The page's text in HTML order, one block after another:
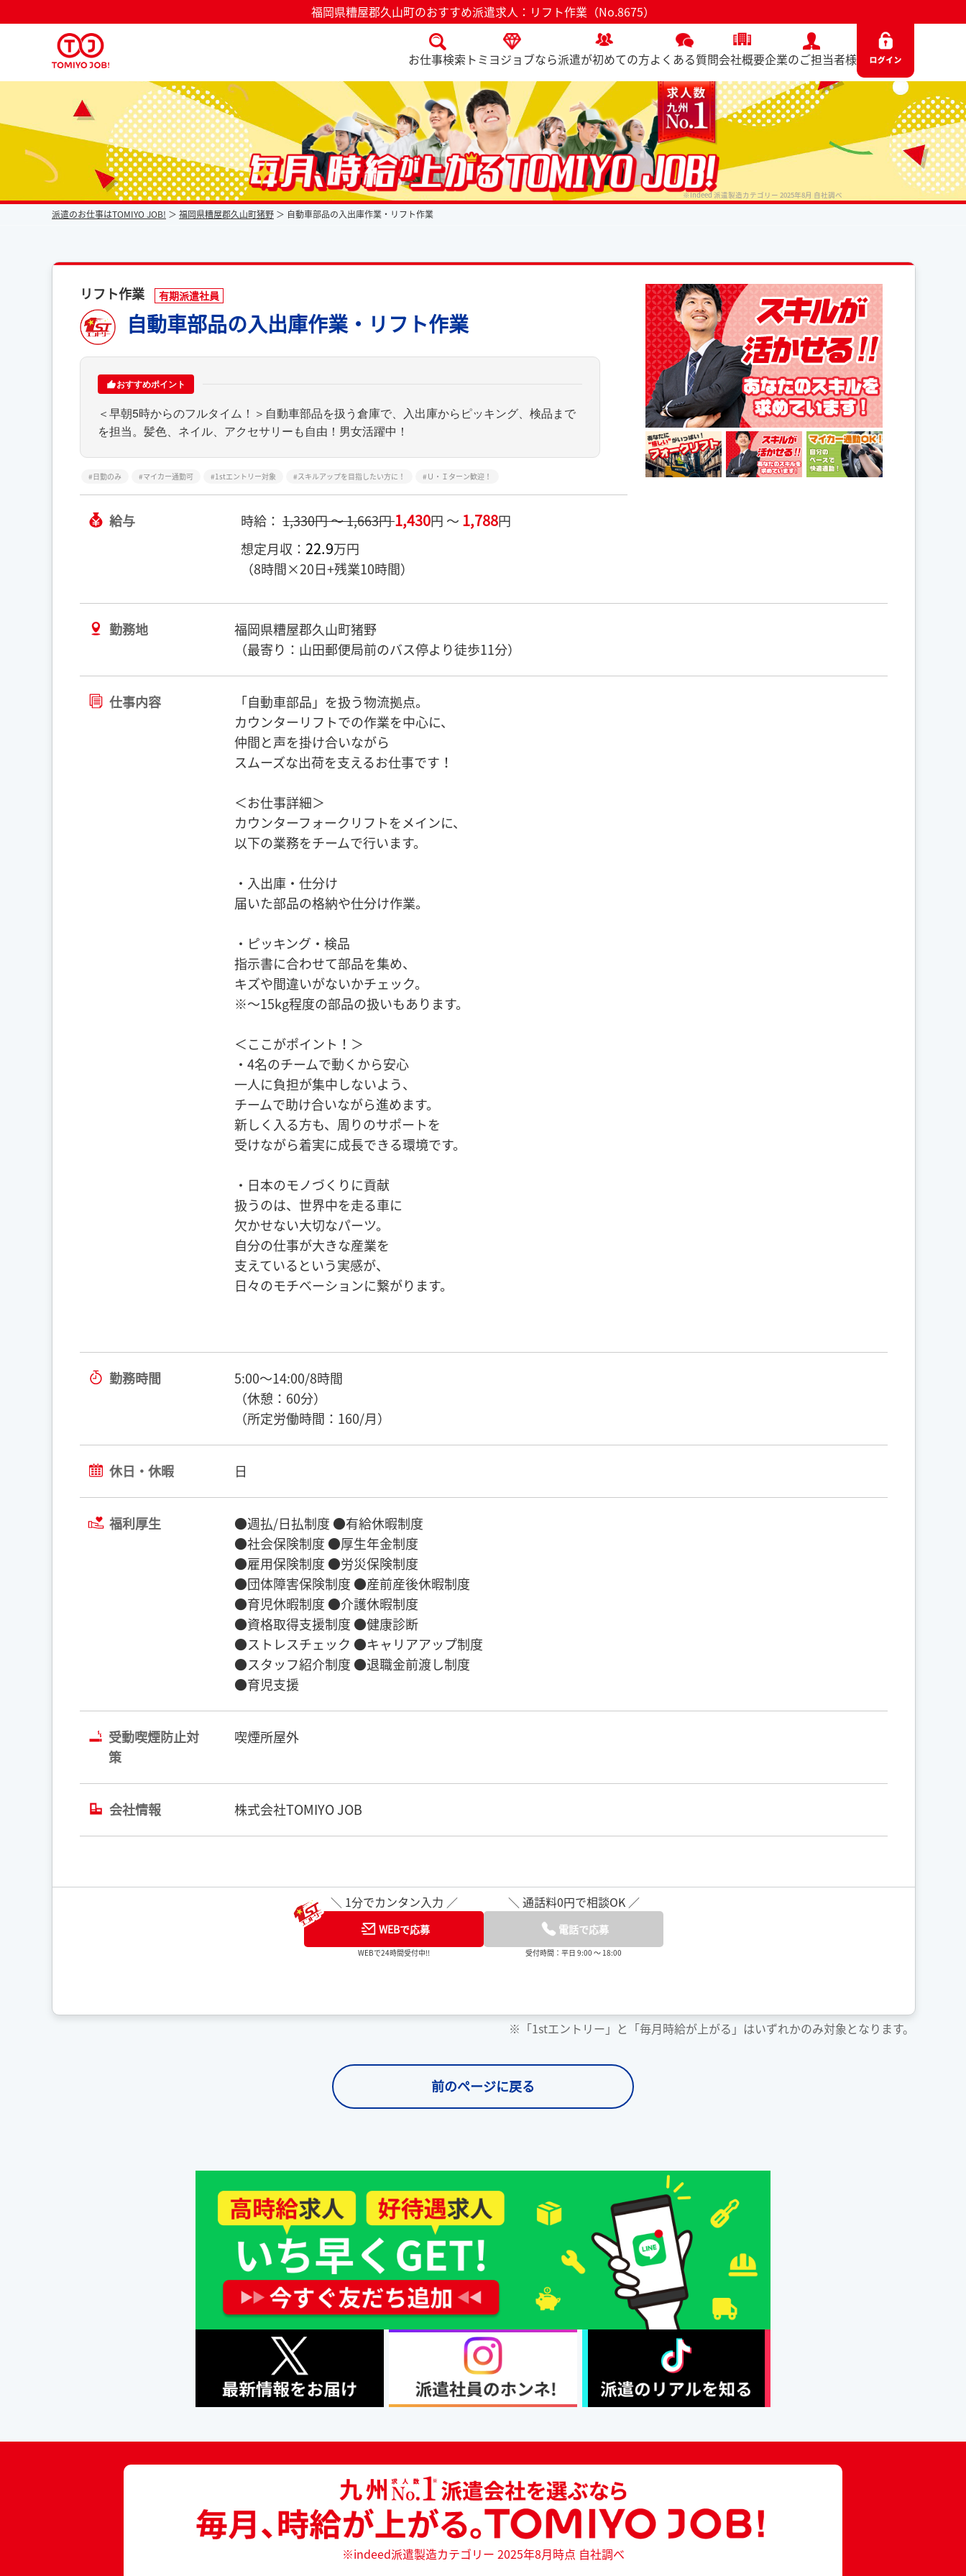
福岡県糟屋郡久山町のおすすめ派遣求人：リフト作業（No.8675）
お仕事検索 トミヨジョブなら派遣が初めての方よくある質問会社概要企業のご担当者様
派遣なら毎月時給が上がるトミヨジョブ ※Indeed 派遣製造カテゴリー 2025年8月 自社調べ
派遣のお仕事はTOMIYO JOB! 福岡県糟屋郡久山町猪野 自動車部品の入出庫作業・リフト作業
リフト作業 有期派遣社員 No. 8675 / 2026.04.22
自動車部品の入出庫作業・リフト作業
おすすめポイント
＜早朝5時からのフルタイム！＞自動車部品を扱う倉庫で、入出庫からピッキング、検品まで
を担当。髪色、ネイル、アクセサリーも自由！男女活躍中！
日勤のみ マイカー通勤可 1stエントリー対象 スキルアップを目指したい方に！ Ｕ・Ｉターン歓迎！
給与 時給： 1,330円 ～ 1,663円1,430円 ～ 1,788円
想定月収： 22.9万円
（8時間×20日+残業10時間）
勤務地
福岡県糟屋郡久山町猪野
（最寄り：山田郵便局前のバス停より徒歩11分）
仕事内容
「自動車部品」を扱う物流拠点。
カウンターリフトでの作業を中心に、
仲間と声を掛け合いながら
スムーズな出荷を支えるお仕事です！
＜お仕事詳細＞
カウンターフォークリフトをメインに、
以下の業務をチームで行います。
・入出庫・仕分け
届いた部品の格納や仕分け作業。
・ピッキング・検品
指示書に合わせて部品を集め、
キズや間違いがないかチェック。
※〜15kg程度の部品の扱いもあります。
＜ここがポイント！＞
・4名のチームで動くから安心
一人に負担が集中しないよう、
チームで助け合いながら進めます。
新しく入る方も、周りのサポートを
受けながら着実に成長できる環境です。
・日本のモノづくりに貢献
扱うのは、世界中を走る車に
欠かせない大切なパーツ。
自分の仕事が大きな産業を
支えているという実感が、
日々のモチベーションに繋がります。
勤務時間
5:00～14:00/8時間
（休憩：60分）
（所定労働時間：160/月）
休日・休暇 日
福利厚生
●週払/日払制度 ●有給休暇制度
●社会保険制度 ●厚生年金制度
●雇用保険制度 ●労災保険制度
●団体障害保険制度 ●産前産後休暇制度
●育児休暇制度 ●介護休暇制度
●資格取得支援制度 ●健康診断
●ストレスチェック ●キャリアアップ制度
●スタッフ紹介制度 ●退職金前渡し制度
●育児支援
受動喫煙防止対
策
喫煙所屋外
会社情報 株式会社TOMIYO JOB
＼ 1分でカンタン入力 ／
WEBで応募
WEBで24時間受付中!!
＼ 通話料0円で相談OK ／
電話で応募
受付時間：平日 9:00 ～ 18:00
※「1stエントリー」と「毎月時給が上がる」はいずれかのみ対象となります。
前のページに戻る
※indeed派遣製造カテゴリー 2025年8月時点 自社調べ